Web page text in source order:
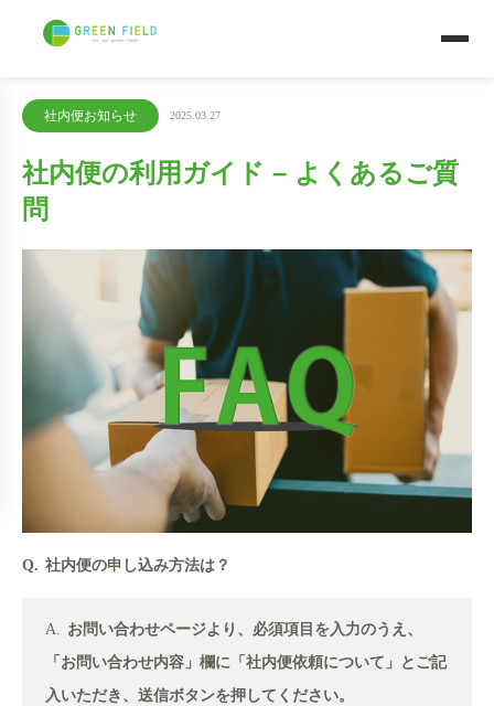
社内便お知らせ 2025.03.27
社内便の利用ガイド – よくあるご質
問
社内便の申し込み方法は？
お問い合わせページより、必須項目を入力のうえ、
「お問い合わせ内容」欄に「社内便依頼について」とご記
入いただき、送信ボタンを押してください。